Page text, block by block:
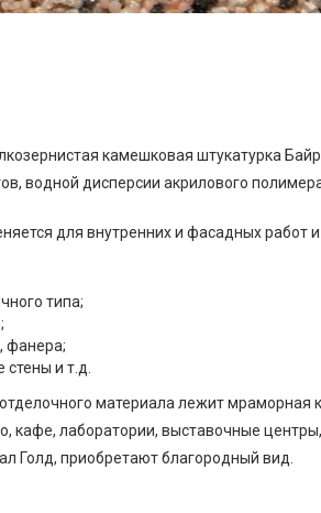
камешковая штукатурка
водной дисперсии акрилового
для внутренних и фасадных работ
типа;
и т.д.
материала лежит
кафе, лаборатории, выставочные
Голд, приобретают благородный вид.